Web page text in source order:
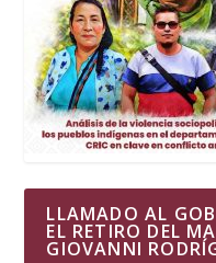
LLAMADO AL
EL RETIRO DEL
GIOVANNI